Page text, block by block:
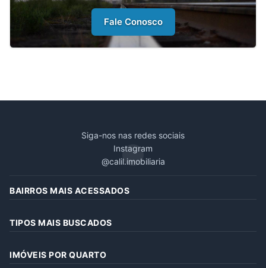
Fale Conosco
Siga-nos nas redes sociais
Instagram
@calil.imobiliaria
BAIRROS MAIS ACESSADOS
TIPOS MAIS BUSCADOS
IMÓVEIS POR QUARTO